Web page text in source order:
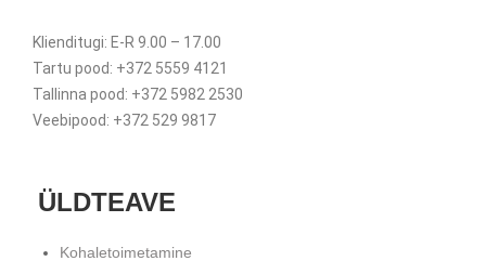
Klienditugi: E-R 9.00 – 17.00
Tartu pood: +372 5559 4121
Tallinna pood: +372 5982 2530
Veebipood: +372 529 9817
ÜLDTEAVE
Kohaletoimetamine